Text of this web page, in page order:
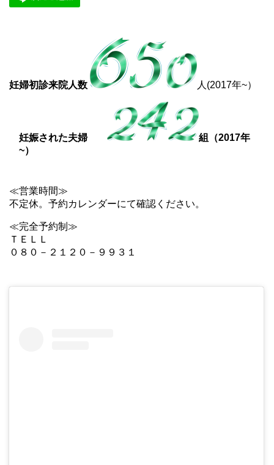
妊婦初診来院人数 人(2017年~）
妊娠された夫婦
組（2017年
~）
≪営業時間≫
不定休。予約カレンダーにて確認ください。
≪完全予約制≫
ＴＥＬＬ
０８０－２１２０－９９３１